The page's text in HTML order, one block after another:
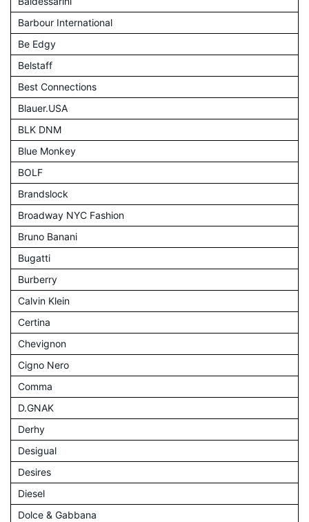
Barbour International
Be Edgy
Belstaff
Best Connections
Blauer.USA
BLK DNM
Blue Monkey
BOLF
Brandslock
Broadway NYC Fashion
Bruno Banani
Bugatti
Burberry
Calvin Klein
Certina
Chevignon
Cigno Nero
Comma
D.GNAK
Derhy
Desigual
Desires
Diesel
Dolce & Gabbana